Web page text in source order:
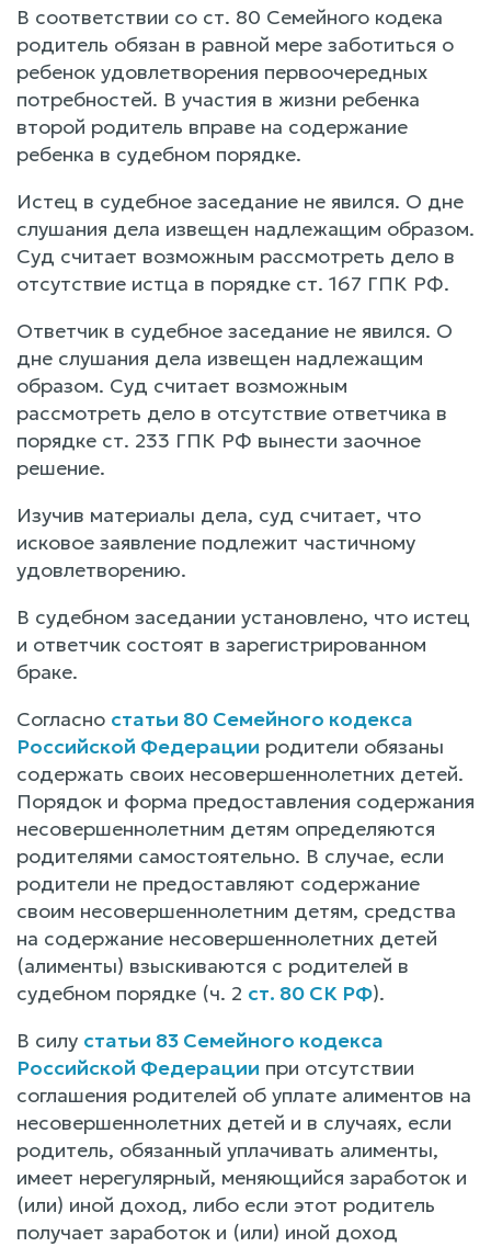
В соответствии со ст. 80 Семейного кодека
родитель обязан в равной мере заботиться о
ребенок удовлетворения первоочередных
потребностей. В участия в жизни ребенка
второй родитель вправе на содержание
ребенка в судебном порядке.
Истец в судебное заседание не явился. О дне
слушания дела извещен надлежащим образом.
Суд считает возможным рассмотреть дело в
отсутствие истца в порядке ст. 167 ГПК РФ.
Ответчик в судебное заседание не явился. О
дне слушания дела извещен надлежащим
образом. Суд считает возможным
рассмотреть дело в отсутствие ответчика в
порядке ст. 233 ГПК РФ вынести заочное
решение.
Изучив материалы дела, суд считает, что
исковое заявление подлежит частичному
удовлетворению.
В судебном заседании установлено, что истец
и ответчик состоят в зарегистрированном
браке.
Согласно статьи 80 Семейного кодекса
Российской Федерации родители обязаны
содержать своих несовершеннолетних детей.
Порядок и форма предоставления содержания
несовершеннолетним детям определяются
родителями самостоятельно. В случае, если
родители не предоставляют содержание
своим несовершеннолетним детям, средства
на содержание несовершеннолетних детей
(алименты) взыскиваются с родителей в
судебном порядке (ч. 2 ст. 80 СК РФ).
В силу статьи 83 Семейного кодекса
Российской Федерации при отсутствии
соглашения родителей об уплате алиментов на
несовершеннолетних детей и в случаях, если
родитель, обязанный уплачивать алименты,
имеет нерегулярный, меняющийся заработок и
(или) иной доход, либо если этот родитель
получает заработок и (или) иной доход